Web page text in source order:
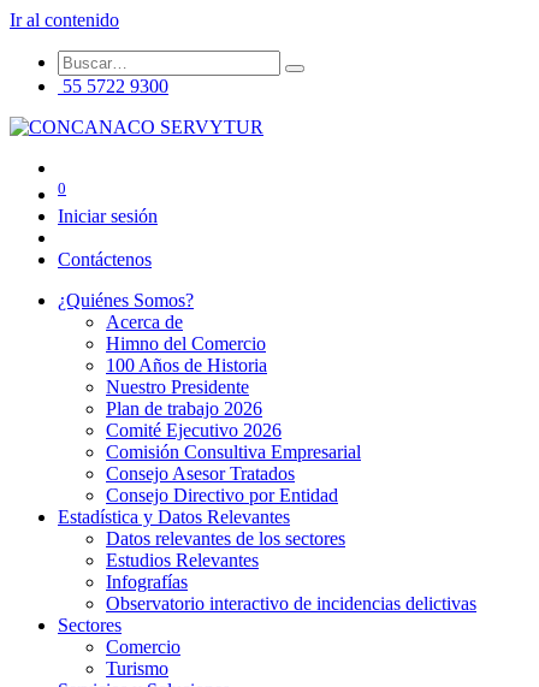
Ir al contenido
55 5722 9300
0
Iniciar sesión
Contáctenos
¿Quiénes Somos?
Acerca de
Himno del Comercio
100 Años de Historia
Nuestro Presidente
Plan de trabajo 2026
Comité Ejecutivo 2026
Comisión Consultiva Empresarial
Consejo Asesor Tratados
Consejo Directivo por Entidad
Estadística y Datos Relevantes
Datos relevantes de los sectores
Estudios Relevantes
Infografías
Observatorio interactivo de incidencias delictivas
Sectores
Comercio
Turismo